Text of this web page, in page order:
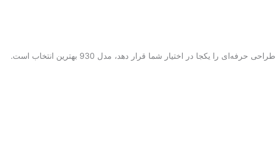
یکجا در اختیار شما قرار دهد، مدل 930 بهترین انتخاب است.